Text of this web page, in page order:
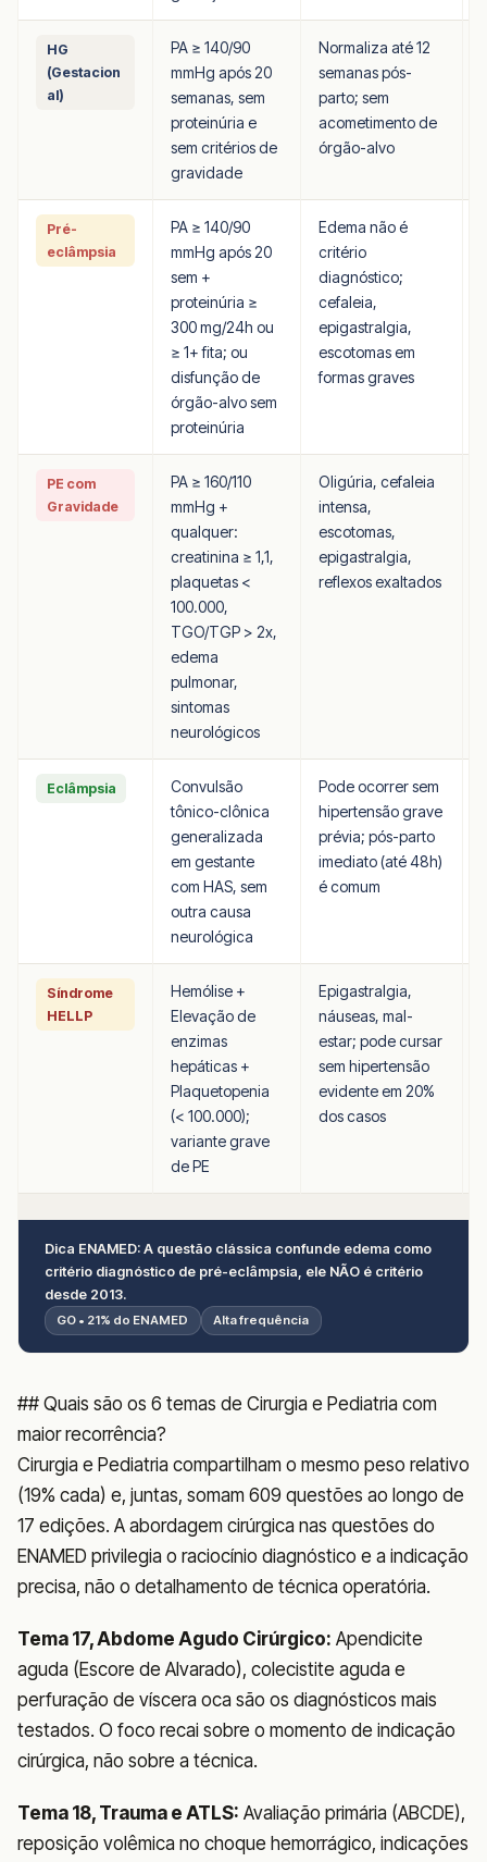
HG
(Gestacion
al)
PA ≥ 140/90
mmHg após 20
semanas, sem
proteinúria e
sem critérios de
gravidade
Normaliza até 12
semanas pós-
parto; sem
acometimento de
órgão-alvo
Pré-
eclâmpsia
PA ≥ 140/90
mmHg após 20
sem +
proteinúria ≥
300 mg/24h ou
≥ 1+ fita; ou
disfunção de
órgão-alvo sem
proteinúria
Edema não é
critério
diagnóstico;
cefaleia,
epigastralgia,
escotomas em
formas graves
PE com
Gravidade
PA ≥ 160/110
mmHg +
qualquer:
creatinina ≥ 1,1,
plaquetas <
100.000,
TGO/TGP > 2x,
edema
pulmonar,
sintomas
neurológicos
Oligúria, cefaleia
intensa,
escotomas,
epigastralgia,
reflexos exaltados
Eclâmpsia
Convulsão
tônico-clônica
generalizada
em gestante
com HAS, sem
outra causa
neurológica
Pode ocorrer sem
hipertensão grave
prévia; pós-parto
imediato (até 48h)
é comum
Síndrome
HELLP
Hemólise +
Elevação de
enzimas
hepáticas +
Plaquetopenia
(< 100.000);
variante grave
de PE
Epigastralgia,
náuseas, mal-
estar; pode cursar
sem hipertensão
evidente em 20%
dos casos
Dica ENAMED: A questão clássica confunde edema como
critério diagnóstico de pré-eclâmpsia, ele NÃO é critério
desde 2013.
GO • 21% do ENAMED Alta frequência
## Quais são os 6 temas de Cirurgia e Pediatria com
maior recorrência?
Cirurgia e Pediatria compartilham o mesmo peso relativo
(19% cada) e, juntas, somam 609 questões ao longo de
17 edições. A abordagem cirúrgica nas questões do
ENAMED privilegia o raciocínio diagnóstico e a indicação
precisa, não o detalhamento de técnica operatória.
Tema 17, Abdome Agudo Cirúrgico: Apendicite
aguda (Escore de Alvarado), colecistite aguda e
perfuração de víscera oca são os diagnósticos mais
testados. O foco recai sobre o momento de indicação
cirúrgica, não sobre a técnica.
Tema 18, Trauma e ATLS: Avaliação primária (ABCDE),
reposição volêmica no choque hemorrágico, indicações